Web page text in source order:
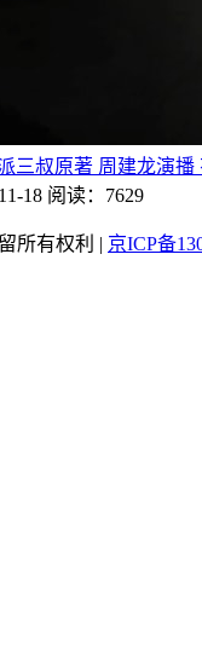
三叔原著 周建龙演播
18 阅读：7629
所有权利 | 京ICP备